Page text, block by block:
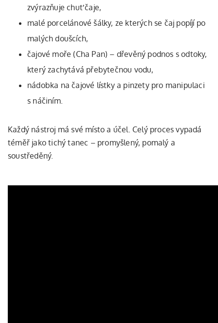
zvýrazňuje chuť čaje,
malé porcelánové šálky, ze kterých se čaj popíjí po
malých doušcích,
čajové moře (Cha Pan) – dřevěný podnos s odtoky,
který zachytává přebytečnou vodu,
nádobka na čajové lístky a pinzety pro manipulaci
s náčiním.
Každý nástroj má své místo a účel. Celý proces vypadá
téměř jako tichý tanec – promyšlený, pomalý a
soustředěný.